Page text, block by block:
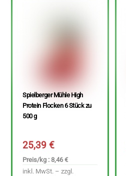
Spielberger Mühle High
Protein Flocken 6 Stück zu
500 g
25,39€
Preis/kg : 8,46 €
inkl. MwSt. – zzgl.